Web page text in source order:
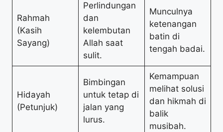
Rahmah
(Kasih
Sayang)
Perlindungan
dan
kelembutan
Allah saat
sulit.
Munculnya
ketenangan
batin di
tengah badai.
Hidayah
(Petunjuk)
Bimbingan
untuk tetap di
jalan yang
lurus.
Kemampuan
melihat solusi
dan hikmah di
balik
musibah.